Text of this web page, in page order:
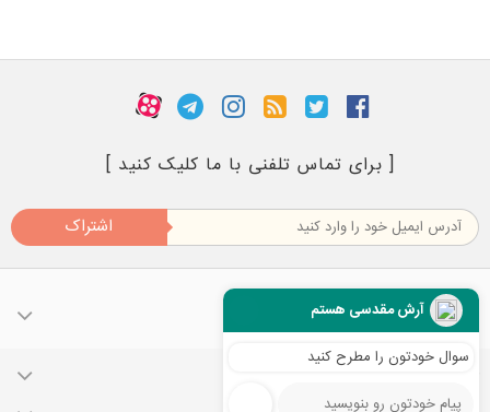
[ برای تماس تلفنی با ما کلیک کنید ]
اشتراک
حساب کاربری
آرش مقدسی هستم
سوال خودتون را مطرح کنید